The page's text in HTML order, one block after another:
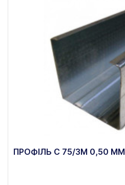
ПРОФІЛЬ C 75/3М 0,50 ММ